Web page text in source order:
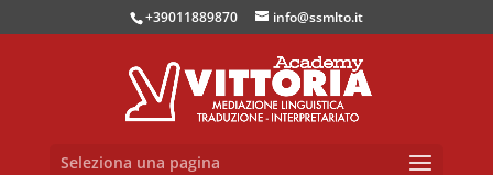
+39011889870 info@ssmlto.it
Seleziona una pagina